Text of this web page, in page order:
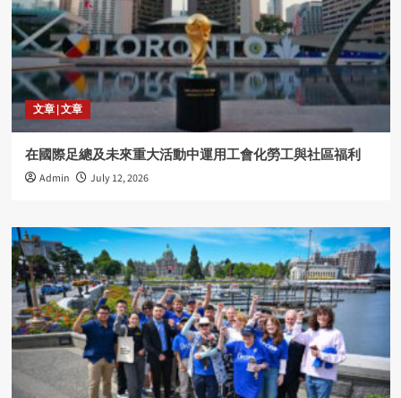
文章 | 文章
在國際足總及未來重大活動中運用工會化勞工與社區福利
Admin July 12, 2026